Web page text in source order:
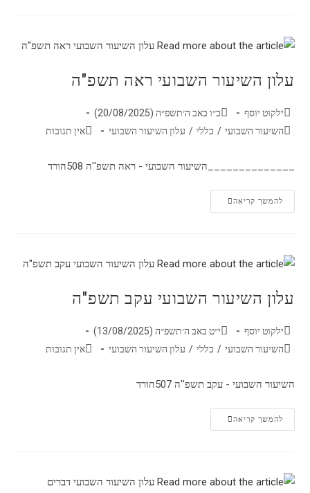
עלון השיעור השבועי ראה תשפ"ה
ילקוט יוסף
כ״ו באב ה׳תשפ״ה (20/08/2025)
השיעור השבועי / כללי / עלון השיעור השבועי אין תגובות
______________השיעור השבועי - ראה תשפ''ה 508הורד
להמשך קריאה
עלון השיעור השבועי עקב תשפ"ה
ילקוט יוסף
י״ט באב ה׳תשפ״ה (13/08/2025)
השיעור השבועי / כללי / עלון השיעור השבועי אין תגובות
השיעור השבועי - עקב תשפ''ה 507הורד
להמשך קריאה